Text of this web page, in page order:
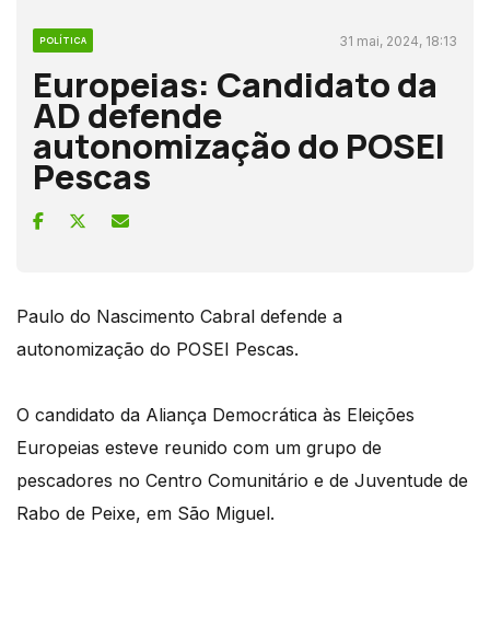
POLÍTICA 31 mai, 2024, 18:13
Europeias: Candidato da
AD defende
autonomização do POSEI
Pescas
Paulo do Nascimento Cabral defende a
autonomização do POSEI Pescas.
O candidato da Aliança Democrática às Eleições
Europeias esteve reunido com um grupo de
pescadores no Centro Comunitário e de Juventude de
Rabo de Peixe, em São Miguel.